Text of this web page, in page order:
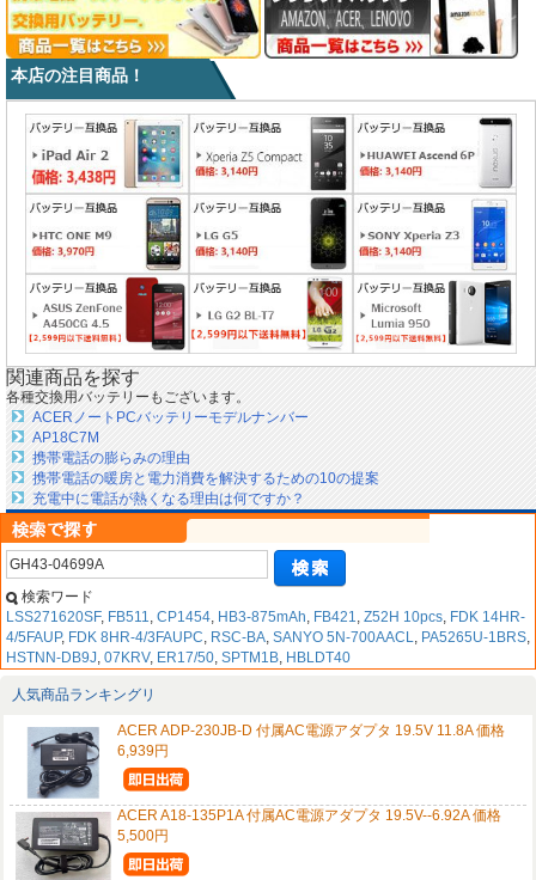
本店の注目商品！
関連商品を探す
各種交換用バッテリーもございます。
ACERノートPCバッテリーモデルナンバー
AP18C7M
携帯電話の膨らみの理由
携帯電話の暖房と電力消費を解決するための10の提案
充電中に電話が熱くなる理由は何ですか？
検索ワード
LSS271620SF, FB511, CP1454, HB3-875mAh, FB421, Z52H 10pcs, FDK 14HR-
4/5FAUP, FDK 8HR-4/3FAUPC, RSC-BA, SANYO 5N-700AACL, PA5265U-1BRS,
HSTNN-DB9J, 07KRV, ER17/50, SPTM1B, HBLDT40
人気商品ランキングリ
ACER ADP-230JB-D 付属AC電源アダプタ 19.5V 11.8A 価格
6,939円
ACER A18-135P1A 付属AC電源アダプタ 19.5V--6.92A 価格
5,500円